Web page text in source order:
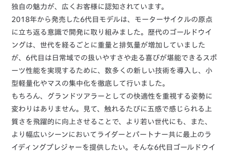
独自の魅力が、広くお客様に認知されています。
2018年から発売した6代目モデルは、モーターサイクルの原点
に立ち返る意識で開発に取り組みました。歴代のゴールドウイ
ングは、世代を経るごとに重量と排気量が増加していました
が、6代目は日常域での扱いやすさや走る喜びが堪能できるスポ
ーツ性能を実現するために、数多くの新しい技術を導入し、小
型軽量化やマスの集中化を徹底して行いました。
もちろん、グランドツアラーとしての快適性を重視する姿勢に
変わりはありません。見て、触れるたびに五感で感じられる上
質さを飛躍的に向上させることで、より若い世代にも、また、
より幅広いシーンにおいてライダーとパートナー共に最上のラ
イディングプレジャーを提供したい。そんな6代目ゴールドウイ